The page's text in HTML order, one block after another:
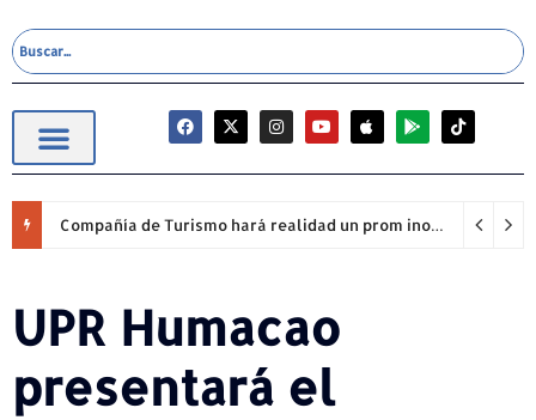
Compañía de Turismo hará realidad un prom inolvidable junto a Jowell para estudiantes de la Escuela Gabriela Mistral
UPR Humacao
presentará el